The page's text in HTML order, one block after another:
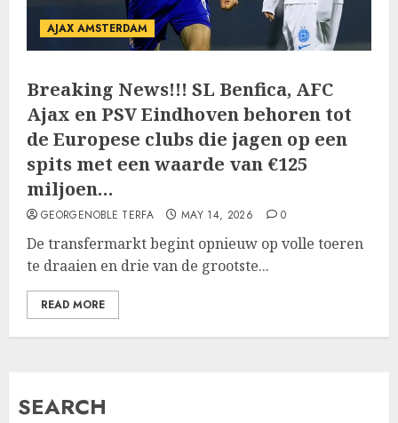
AJAX AMSTERDAM
Breaking News!!! SL Benfica, AFC
Ajax en PSV Eindhoven behoren tot
de Europese clubs die jagen op een
spits met een waarde van €125
miljoen…
GEORGENOBLE TERFA MAY 14, 2026 0
De transfermarkt begint opnieuw op volle toeren
te draaien en drie van de grootste...
READ MORE
SEARCH